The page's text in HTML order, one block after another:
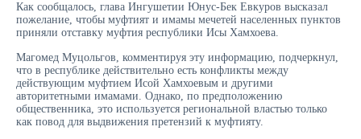
Как сообщалось, глава Ингушетии Юнус-Бек Евкуров высказал
пожелание, чтобы муфтият и имамы мечетей населенных пунктов
приняли отставку муфтия республики Исы Хамхоева.
Магомед Муцольгов, комментируя эту информацию, подчеркнул,
что в республике действительно есть конфликты между
действующим муфтием Исой Хамхоевым и другими
авторитетными имамами. Однако, по предположению
общественника, это используется региональной властью только
как повод для выдвижения претензий к муфтияту.